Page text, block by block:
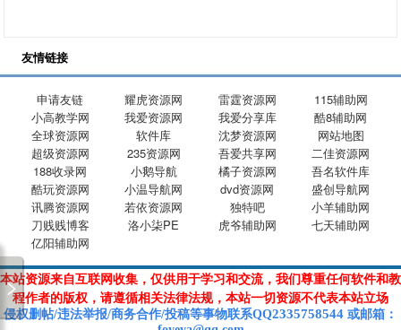
友情链接
申请友链 耀虎资源网 雷霆资源网
115辅助网
小高教学网
我爱资源网 我爱分享库
酷8辅助网
全球资源网
软件库 沈梦资源网
网站地图
超级资源网
235资源网 吾爱共享网
二佳资源网
188收录网
小鹅导航 橘子资源网
吾名软件库
酷玩资源网
小温导航网 dvd资源网
盛创导航网
讯腾资源网
若依资源网 独特吧
小羊辅助网
刀贱贱博客
洛小柒PE 虎爷辅助网
七天辅助网
亿阳辅助网
本站资源来自互联网收集，仅供用于学习和交流，我们尊重任何软件和教
程作者的版权，请遵循相关法律法规，本站一切资源不代表本站立场
侵权删帖/违法举报/商务合作/投稿等事物联系QQ2335758544 或邮箱 ：